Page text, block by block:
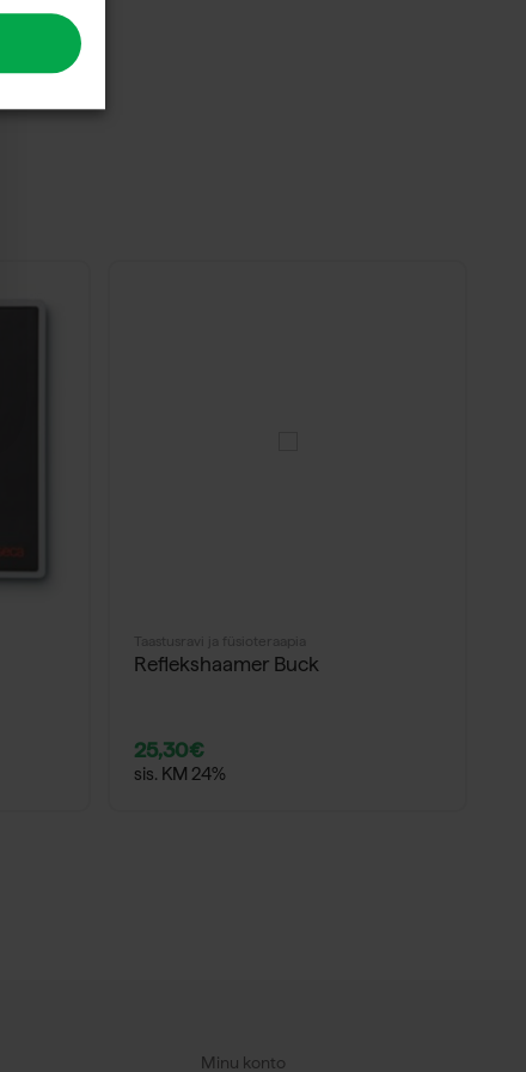
Taastusravi ja füsioteraapia
Reflekshaamer Buck
25,30€
sis. KM 24%
Minu konto